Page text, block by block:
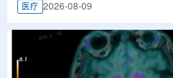
医疗 2026-08-09